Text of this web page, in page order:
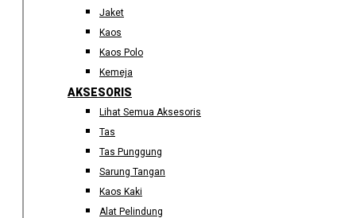
Jaket
Kaos
Kaos Polo
Kemeja
AKSESORIS
Lihat Semua Aksesoris
Tas
Tas Punggung
Sarung Tangan
Kaos Kaki
Alat Pelindung